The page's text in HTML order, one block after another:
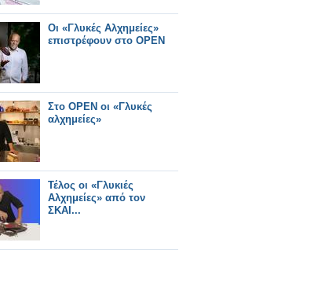
Οι «Γλυκές Αλχημείες»
επιστρέφουν στο OPEN
Στο OPEN οι «Γλυκές
αλχημείες»
Τέλος οι «Γλυκιές
Αλχημείες» από τον
ΣΚΑΙ...